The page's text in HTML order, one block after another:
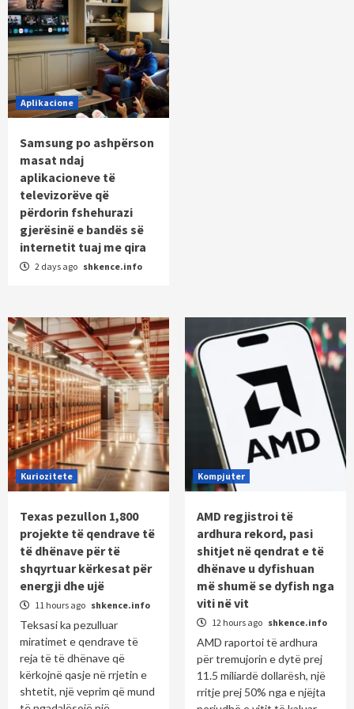
Aplikacione
Samsung po ashpërson
masat ndaj
aplikacioneve të
televizorëve që
përdorin fshehurazi
gjerësinë e bandës së
internetit tuaj me qira
2 days ago shkence.info
Kuriozitete
Texas pezullon 1,800
projekte të qendrave të
të dhënave për të
shqyrtuar kërkesat për
energji dhe ujë
11 hours ago shkence.info
Teksasi ka pezulluar
miratimet e qendrave të
reja të të dhënave që
kërkojnë qasje në rrjetin e
shtetit, një veprim që mund
Kompjuter
AMD regjistroi të
ardhura rekord, pasi
shitjet në qendrat e të
dhënave u dyfishuan
më shumë se dyfish nga
viti në vit
12 hours ago shkence.info
AMD raportoi të ardhura
për tremujorin e dytë prej
11.5 miliardë dollarësh, një
rritje prej 50% nga e njëjta